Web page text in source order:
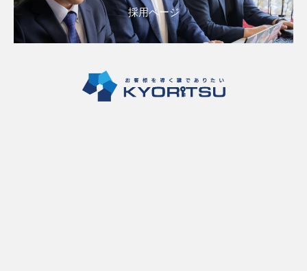
採用ページ